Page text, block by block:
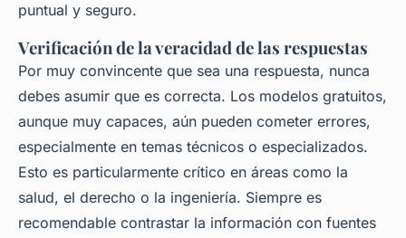
puntual y seguro.
Verificación de la veracidad de las respuestas
Por muy convincente que sea una respuesta, nunca
debes asumir que es correcta. Los modelos gratuitos,
aunque muy capaces, aún pueden cometer errores,
especialmente en temas técnicos o especializados.
Esto es particularmente crítico en áreas como la
salud, el derecho o la ingeniería. Siempre es
recomendable contrastar la información con fuentes